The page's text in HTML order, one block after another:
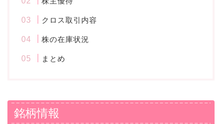
クロス取引内容
株の在庫状況
まとめ
銘柄情報